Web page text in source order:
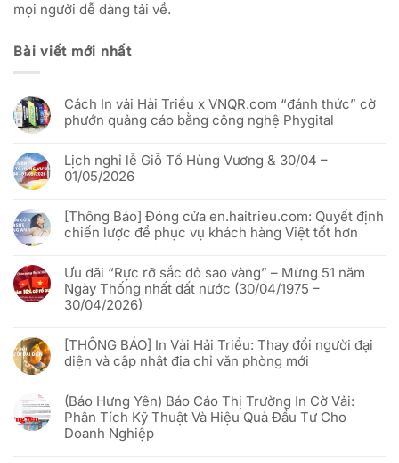
mọi người dễ dàng tải về.
Bài viết mới nhất
Cách In vải Hải Triều x VNQR.com “đánh thức” cờ
phướn quảng cáo bằng công nghệ Phygital
bình
luận
ở
vải
Hải
Triều
“đánh
thức”
cờ
phướn
quảng
công
nghệ
Phygital
Lịch nghỉ lễ Giỗ Tổ Hùng Vương & 30/04 –
01/05/2026
bình
luận
ở
lễ
Giỗ
Tổ
Hùng
Vương
–
01/05/2026
[Thông Báo] Đóng cửa en.haitrieu.com: Quyết định
chiến lược để phục vụ khách hàng Việt tốt hơn
bình
luận
ở
[Thông
Báo]
en.haitrieu.com:
Quyết
định
để
phục
vụ
khách
hàng
Ưu đãi “Rực rỡ sắc đỏ sao vàng” – Mừng 51 năm
Ngày Thống nhất đất nước (30/04/1975 –
30/04/2026)
bình
luận
ở
“Rực
rỡ
sắc
đỏ
sao
[THÔNG BÁO] In Vải Hải Triều: Thay đổi người đại
diện và cập nhật địa chỉ văn phòng mới
bình
luận
ở
[THÔNG
BÁO]
(Báo Hưng Yên) Báo Cáo Thị Trường In Cờ Vải:
Phân Tích Kỹ Thuật Và Hiệu Quả Đầu Tư Cho
Doanh Nghiệp